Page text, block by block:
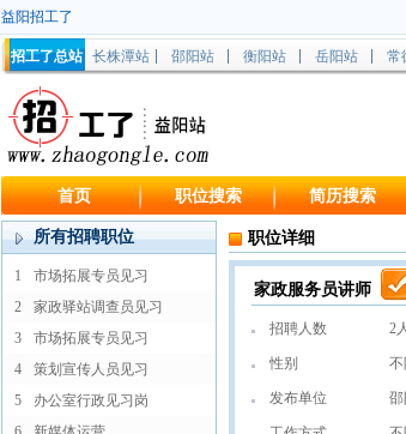
益阳招工了
招工了总站 长株潭站 邵阳站 衡阳站 岳阳站 常
首页 职位搜索 简历搜索
所有招聘职位
1
市场拓展专员见习
2
家政驿站调查员见习
3
市场拓展专员见习
4
策划宣传人员见习
5
办公室行政见习岗
职位详细
家政服务员讲师
招聘人数 2
性别 不
发布单位